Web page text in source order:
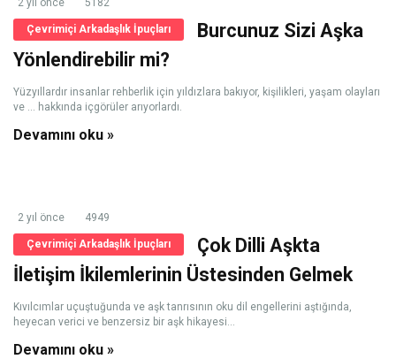
2 yıl önce 5182
Çevrimiçi Arkadaşlık İpuçları
Burcunuz Sizi Aşka
Yönlendirebilir mi?
Yüzyıllardır insanlar rehberlik için yıldızlara bakıyor, kişilikleri, yaşam olayları
ve ... hakkında içgörüler arıyorlardı.
Devamını oku »
2 yıl önce 4949
Çevrimiçi Arkadaşlık İpuçları
Çok Dilli Aşkta
İletişim İkilemlerinin Üstesinden Gelmek
Kıvılcımlar uçuştuğunda ve aşk tanrısının oku dil engellerini aştığında,
heyecan verici ve benzersiz bir aşk hikayesi...
Devamını oku »